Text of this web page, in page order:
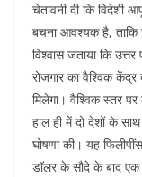
चेतावनी दी कि विदेशी
बचना आवश्यक है, ताकि
विश्वास जताया कि
रोजगार का वैश्विक केंद्र
मिलेगा। वैश्विक स्तर
हाल ही में दो देशों के
घोषणा की। यह
डॉलर के सौदे के बाद एक